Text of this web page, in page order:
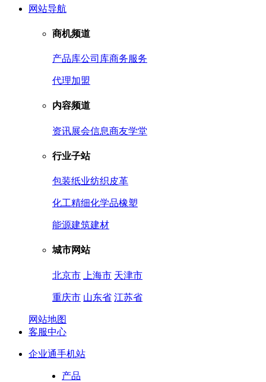
网站导航
商机频道
产品库公司库商务服务
代理加盟
内容频道
资讯展会信息商友学堂
行业子站
包装纸业纺织皮革
化工精细化学品橡塑
能源建筑建材
城市网站
北京市 上海市 天津市
重庆市 山东省 江苏省
网站地图
客服中心
企业通手机站
产品